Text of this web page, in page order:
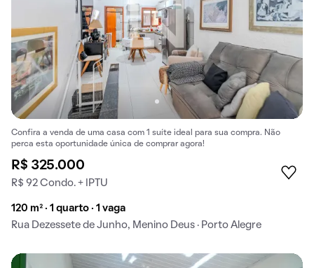
Confira a venda de uma casa com 1 suíte ideal para sua compra. Não
perca esta oportunidade única de comprar agora!
R$ 325.000
R$ 92 Condo. + IPTU
120 m² · 1 quarto · 1 vaga
Rua Dezessete de Junho, Menino Deus · Porto Alegre